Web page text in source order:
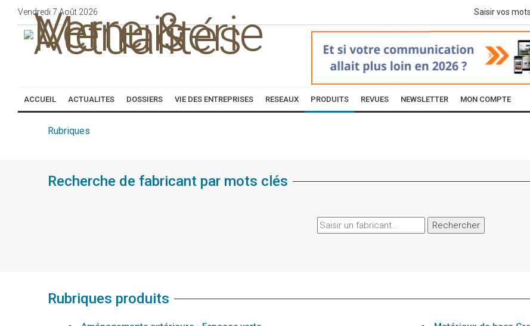
Vendredi 7 Août 2026
ACCUEIL ACTUALITES DOSSIERS VIE DES ENTREPRISES RESEAUX PRODUITS REVUES NEWSLETTER MON COMPTE
Rubriques
Recherche de fabricant par mots clés
Rechercher
Rubriques produits